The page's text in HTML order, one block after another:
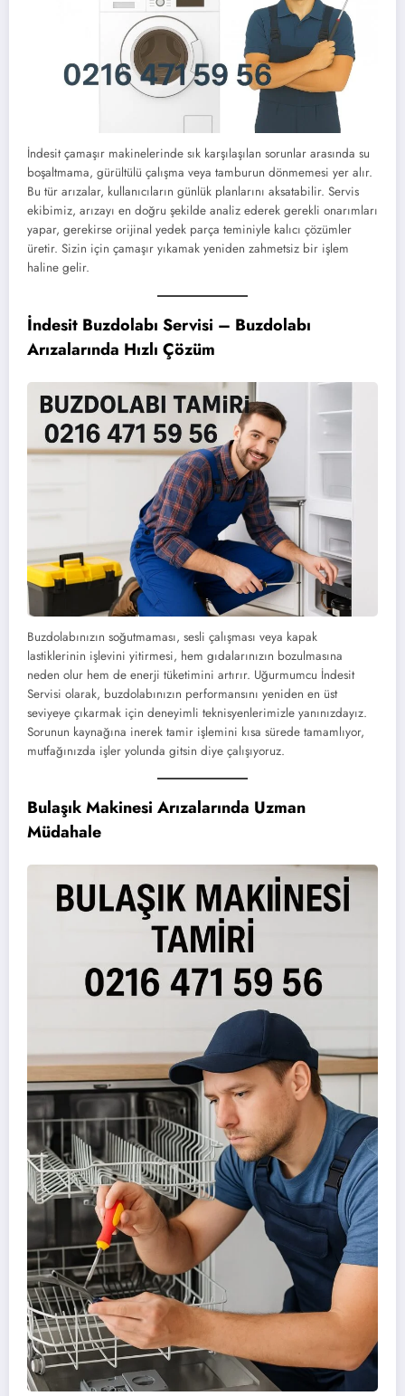
İndesit çamaşır makinelerinde sık karşılaşılan sorunlar arasında su
boşaltmama, gürültülü çalışma veya tamburun dönmemesi yer alır.
Bu tür arızalar, kullanıcıların günlük planlarını aksatabilir. Servis
ekibimiz, arızayı en doğru şekilde analiz ederek gerekli onarımları
yapar, gerekirse orijinal yedek parça teminiyle kalıcı çözümler
üretir. Sizin için çamaşır yıkamak yeniden zahmetsiz bir işlem
haline gelir.
İndesit Buzdolabı Servisi – Buzdolabı
Arızalarında Hızlı Çözüm
Buzdolabınızın soğutmaması, sesli çalışması veya kapak
lastiklerinin işlevini yitirmesi, hem gıdalarınızın bozulmasına
neden olur hem de enerji tüketimini artırır. Uğurmumcu İndesit
Servisi olarak, buzdolabınızın performansını yeniden en üst
seviyeye çıkarmak için deneyimli teknisyenlerimizle yanınızdayız.
Sorunun kaynağına inerek tamir işlemini kısa sürede tamamlıyor,
mutfağınızda işler yolunda gitsin diye çalışıyoruz.
Bulaşık Makinesi Arızalarında Uzman
Müdahale